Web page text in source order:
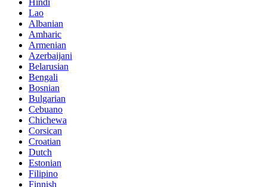
Hindi
Lao
Albanian
Amharic
Armenian
Azerbaijani
Belarusian
Bengali
Bosnian
Bulgarian
Cebuano
Chichewa
Corsican
Croatian
Dutch
Estonian
Filipino
Finnish